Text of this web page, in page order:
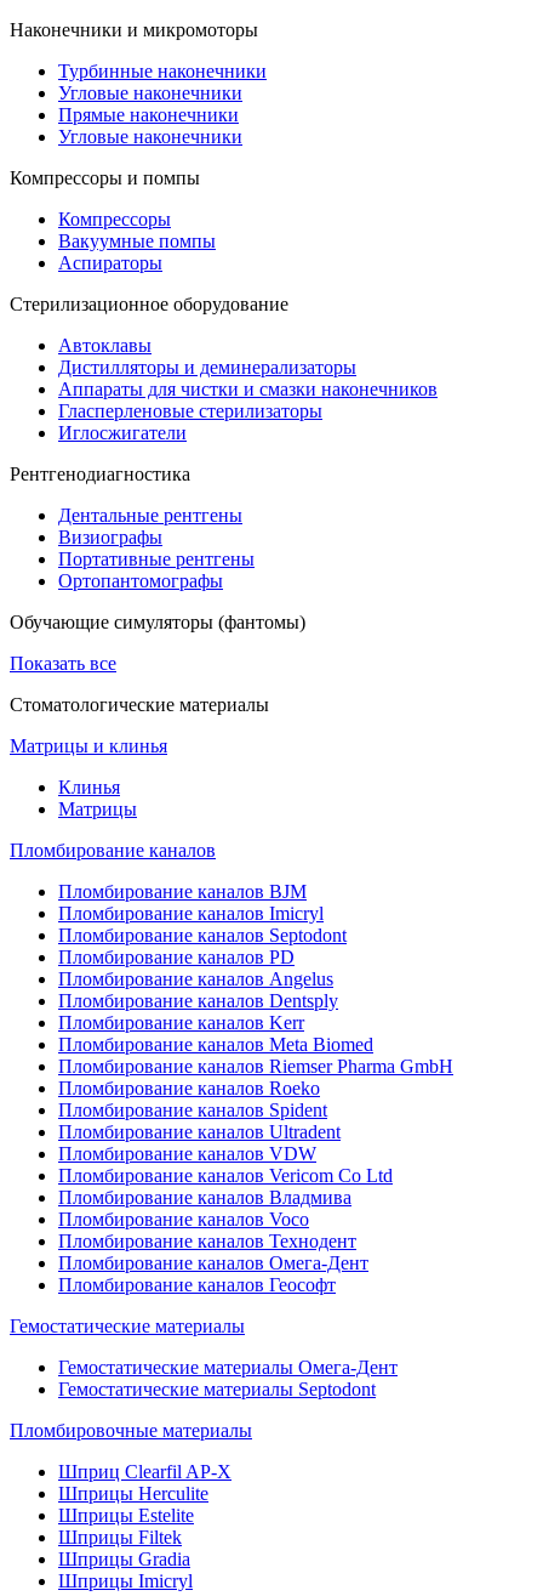
Наконечники и микромоторы
Турбинные наконечники
Угловые наконечники
Прямые наконечники
Угловые наконечники
Компрессоры и помпы
Компрессоры
Вакуумные помпы
Аспираторы
Стерилизационное оборудование
Автоклавы
Дистилляторы и деминерализаторы
Аппараты для чистки и смазки наконечников
Гласперленовые стерилизаторы
Иглосжигатели
Рентгенодиагностика
Дентальные рентгены
Визиографы
Портативные рентгены
Ортопантомографы
Обучающие симуляторы (фантомы)
Показать все
Стоматологические материалы
Матрицы и клинья
Клинья
Матрицы
Пломбирование каналов
Пломбирование каналов BJM
Пломбирование каналов Imicryl
Пломбирование каналов Septodont
Пломбирование каналов PD
Пломбирование каналов Angelus
Пломбирование каналов Dentsply
Пломбирование каналов Kerr
Пломбирование каналов Meta Biomed
Пломбирование каналов Riemser Pharma GmbH
Пломбирование каналов Roeko
Пломбирование каналов Spident
Пломбирование каналов Ultradent
Пломбирование каналов VDW
Пломбирование каналов Vericom Co Ltd
Пломбирование каналов Владмива
Пломбирование каналов Voco
Пломбирование каналов Технодент
Пломбирование каналов Омега-Дент
Пломбирование каналов Геософт
Гемостатические материалы
Гемостатические материалы Омега-Дент
Гемостатические материалы Septodont
Пломбировочные материалы
Шприц Clearfil AP-X
Шприцы Herculite
Шприцы Estelite
Шприцы Filtek
Шприцы Gradia
Шприцы Imicryl